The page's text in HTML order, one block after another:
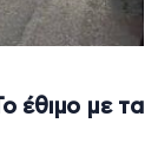
έθιμο με τα